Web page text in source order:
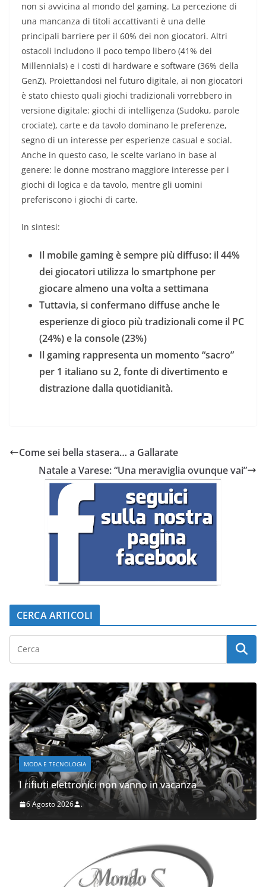
non si avvicina al mondo del gaming. La percezione di
una mancanza di titoli accattivanti è una delle
principali barriere per il 60% dei non giocatori. Altri
ostacoli includono il poco tempo libero (41% dei
Millennials) e i costi di hardware e software (36% della
GenZ). Proiettandosi nel futuro digitale, ai non giocatori
è stato chiesto quali giochi tradizionali vorrebbero in
versione digitale: giochi di intelligenza (Sudoku, parole
crociate), carte e da tavolo dominano le preferenze,
segno di un interesse per esperienze casual e social.
Anche in questo caso, le scelte variano in base al
genere: le donne mostrano maggiore interesse per i
giochi di logica e da tavolo, mentre gli uomini
preferiscono i giochi di carte.
In sintesi:
Il mobile gaming è sempre più diffuso: il 44%
dei giocatori utilizza lo smartphone per
giocare almeno una volta a settimana
Tuttavia, si confermano diffuse anche le
esperienze di gioco più tradizionali come il PC
(24%) e la console (23%)
Il gaming rappresenta un momento “sacro”
per 1 italiano su 2, fonte di divertimento e
distrazione dalla quotidianità.
Come sei bella stasera… a Gallarate
Natale a Varese: “Una meraviglia ovunque vai”
CERCA ARTICOLI
MODA E TECNOLOGIA
I rifiuti elettronici non vanno in vacanza
6 Agosto 2026 .